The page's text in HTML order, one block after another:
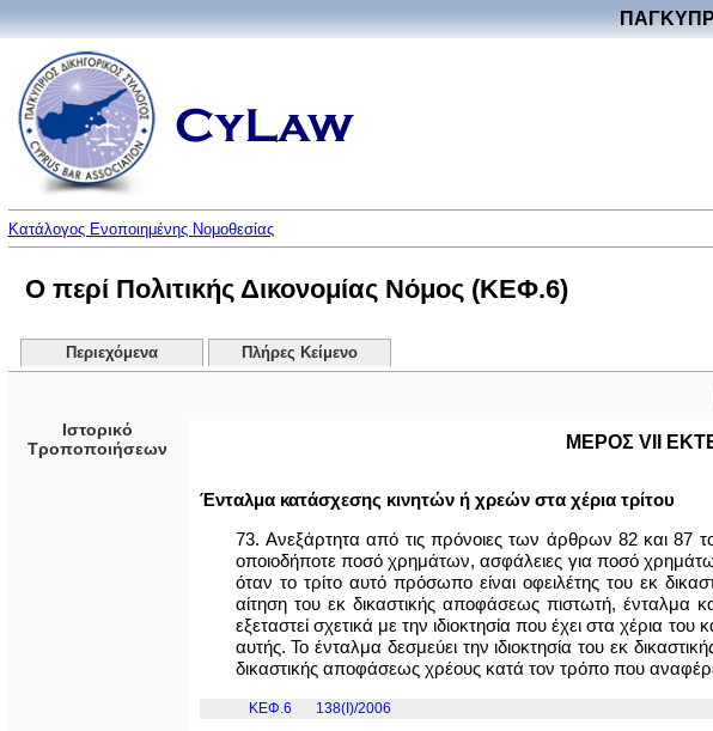
Κατάλογος Ενοποιημένης Νομοθεσίας
Ο περί Πολιτικής Δικονομίας Νόμος (ΚΕΦ.6)
Περιεχόμενα Πλήρες Κείμενο
Ιστορικό
Τροποποιήσεων
ΜΕΡΟΣ VII
Ένταλμα κατάσχεσης κινητών ή χρεών στα χέρια τρίτου
73. Ανεξάρτητα από τις πρόνοιες των άρθρων 82 και 87
οποιοδήποτε ποσό χρημάτων, ασφάλειες για ποσό
όταν το τρίτο αυτό πρόσωπο είναι οφειλέτης του εκ
αίτηση του εκ δικαστικής αποφάσεως πιστωτή, ένταλμα
εξεταστεί σχετικά με την ιδιοκτησία που έχει στα χέρια
αυτής. Το ένταλμα δεσμεύει την ιδιοκτησία του εκ
δικαστικής αποφάσεως χρέους κατά τον τρόπο που
ΚΕΦ.6 138(I)/2006